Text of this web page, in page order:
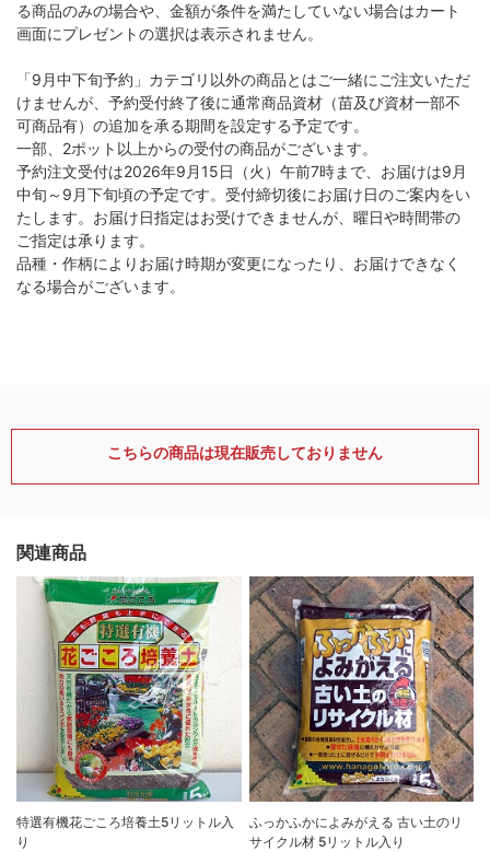
る商品のみの場合や、金額が条件を満たしていない場合はカート
画面にプレゼントの選択は表示されません。
「9月中下旬予約」カテゴリ以外の商品とはご一緒にご注文いただ
けませんが、予約受付終了後に通常商品資材（苗及び資材一部不
可商品有）の追加を承る期間を設定する予定です。
一部、2ポット以上からの受付の商品がございます。
予約注文受付は2026年9月15日（火）午前7時まで、お届けは9月
中旬～9月下旬頃の予定です。受付締切後にお届け日のご案内をい
たします。お届け日指定はお受けできませんが、曜日や時間帯の
ご指定は承ります。
品種・作柄によりお届け時期が変更になったり、お届けできなく
なる場合がございます。
こちらの商品は現在販売しておりません
関連商品
特選有機花ごころ培養土5リットル入
り
ふっかふかによみがえる 古い土のリ
サイクル材 5リットル入り